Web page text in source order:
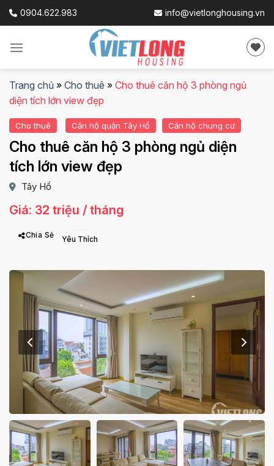
Skip
0904.622.983 info@vietlonghousing.vn
Trang chủ » Cho thuê » Cho thuê căn hộ 3 phòng ngủ
diện tích lớn view đẹp
Cho thuê Căn hộ quận Tây Hồ Căn hộ chung cư
Cho thuê căn hộ 3 phòng ngủ diện
tích lớn view đẹp
Tây Hồ
Giá: 32 triệu / tháng
Chia Sẻ